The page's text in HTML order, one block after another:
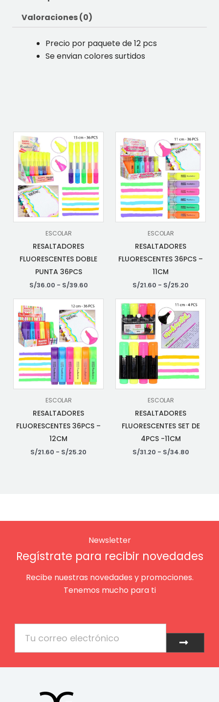
Valoraciones (0)
Precio por paquete de 12 pcs
Se envian colores surtidos
ESCOLAR
RESALTADORES
FLUORESCENTES DOBLE
PUNTA 36PCS
S/36.00 - S/39.60
ESCOLAR
RESALTADORES
FLUORESCENTES 36PCS –
11CM
S/21.60 - S/25.20
ESCOLAR
RESALTADORES
FLUORESCENTES 36PCS –
12CM
S/21.60 - S/25.20
ESCOLAR
RESALTADORES
FLUORESCENTES SET DE
4PCS -11CM
S/31.20 - S/34.80
Newsletter
Regístrate para recibir novedades
Recibe nuestras novedades y promociones.
Tenemos mucho para ti
Enviar